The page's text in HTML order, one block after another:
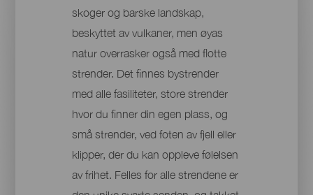
skoger og barske landskap,
beskyttet av vulkaner, men øyas
natur overrasker også med flotte
strender. Det finnes bystrender
med alle fasiliteter, store strender
hvor du finner din egen plass, og
små strender, ved foten av fjell eller
klipper, der du kan oppleve følelsen
av frihet. Felles for alle strendene er